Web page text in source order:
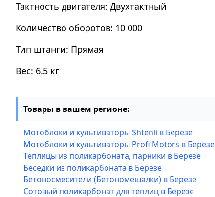
Тактность двигателя: Двухтактный
Количество оборотов: 10 000
Тип штанги: Прямая
Вес: 6.5 кг
Товары в вашем регионе:
Мотоблоки и культиваторы Shtenli в Березе
Мотоблоки и культиваторы Profi Motors в Березе
Теплицы из поликарбоната, парники в Березе
Беседки из поликарбоната в Березе
Бетоносмесители (Бетономешалки) в Березе
Сотовый поликарбонат для теплиц в Березе